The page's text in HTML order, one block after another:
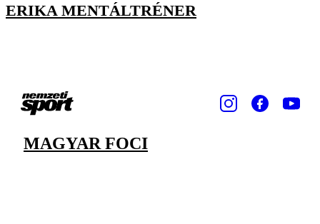
ERIKA MENTÁLTRÉNER
MAGYAR FOCI